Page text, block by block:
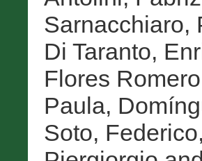
Sarnacchiaro,
Di Taranto,
Flores
Paula,
Soto, Federico,